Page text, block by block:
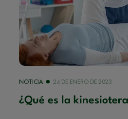
NOTICIA 24 DE ENERO DE 2023
¿Qué es la